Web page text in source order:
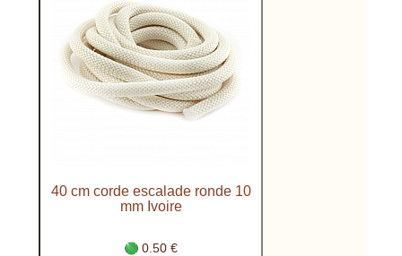
40 cm corde escalade ronde 10
mm Ivoire
0.50 €